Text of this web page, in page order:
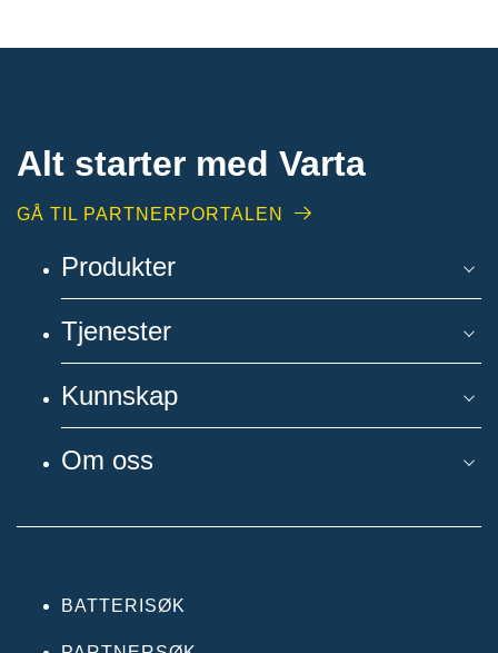
Alt starter med Varta
GÅ TIL PARTNERPORTALEN
Produkter
Tjenester
Kunnskap
Om oss
BATTERISØK